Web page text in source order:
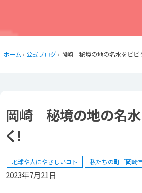
ホーム ›公式ブログ › 岡崎 秘境の地の名水をビビ
岡崎 秘境の地の名水
く！
地球や人にやさしいコト 私たちの町「岡崎
2023年7月21日